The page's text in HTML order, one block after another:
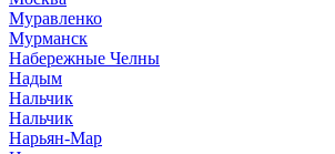
Муравленко
Мурманск
Набережные Челны
Надым
Нальчик
Нальчик
Нарьян-Мар